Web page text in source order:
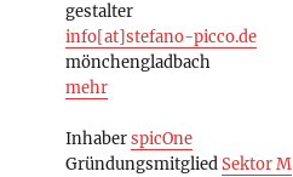
gestalter
info[at]stefano-picco.de
mönchengladbach
mehr
InhaberspicOne
GründungsmitgliedSektor M